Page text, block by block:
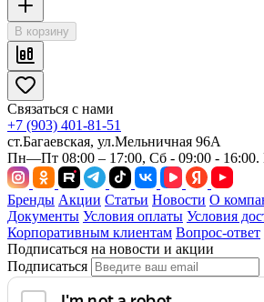
В корзину
Связаться с нами
+7 (903) 401-81-51
ст.Багаевская, ул.Мельничная 96А
Пн—Пт 08:00 – 17:00, Сб - 09:00 -
Бренды Акции Статьи Новости О
Документы Условия оплаты Условия
Корпоративным клиентам Вопрос-ответ
Подписаться на новости и акции
Подписаться